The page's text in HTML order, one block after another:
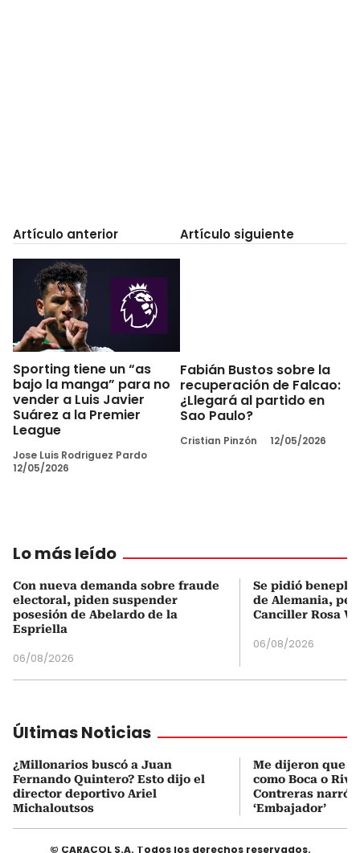
Artículo anterior
Sporting tiene un “as
bajo la manga” para no
vender a Luis Javier
Suárez a la Premier
League
Jose Luis Rodriguez Pardo
12/05/2026
Artículo siguiente
Fabián Bustos sobre la
recuperación de Falcao:
¿Llegará al partido en
Sao Paulo?
Cristian Pinzón 12/05/2026
Lo más leído
Con nueva demanda sobre fraude
electoral, piden suspender
posesión de Abelardo de la
Espriella
06/08/2026
Se pidió
de Alemania,
Canciller Rosa
06/08/2026
Últimas Noticias
¿Millonarios buscó a Juan
Fernando Quintero? Esto dijo el
director deportivo Ariel
Michaloutsos
Me dijeron que
como Boca o
Contreras narró
‘Embajador’
© CARACOL S.A. Todos los derechos reservados.